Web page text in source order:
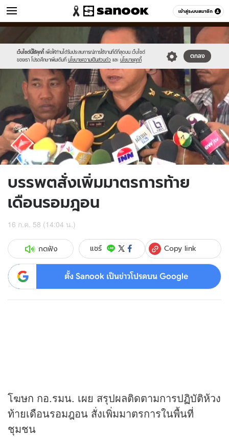
เข้าสู่ระบบสมาชิก
ข่าว หมวดอื่นๆ
เว็บไซต์นี้ใช้คุกกี้ เพื่อให้ท่านได้รับประสบการณ์การใช้งานที่ดีที่สุดบน เว็บไซต์
ของเรา โปรดศึกษาเพิ่มเติมที่ นโยบายความเป็นส่วนตัว และ นโยบายคุกกี้
ตกลง
//s.isanook.com/sr/0/images/logo-
new-
sanook.png
//s.isanook.com/ns/0/ud/366/1831122/632402-
01.jpg
บรรพตสั่งเพิ่มมาตรการท้าย
เดือนรอมฎอน
16 ก.ค. 58 (14:04 น.)
กดฟัง แชร์ Copy link
ตั้ง Sanook เป็นข่าวโปรดบน Google
โฆษก กอ.รมน. เผย สรุปผลติดตามการปฏิบัติห้วง
ท้ายเดือนรอมฎอน สั่งเพิ่มมาตรการในพื้นที่
ชุมชน